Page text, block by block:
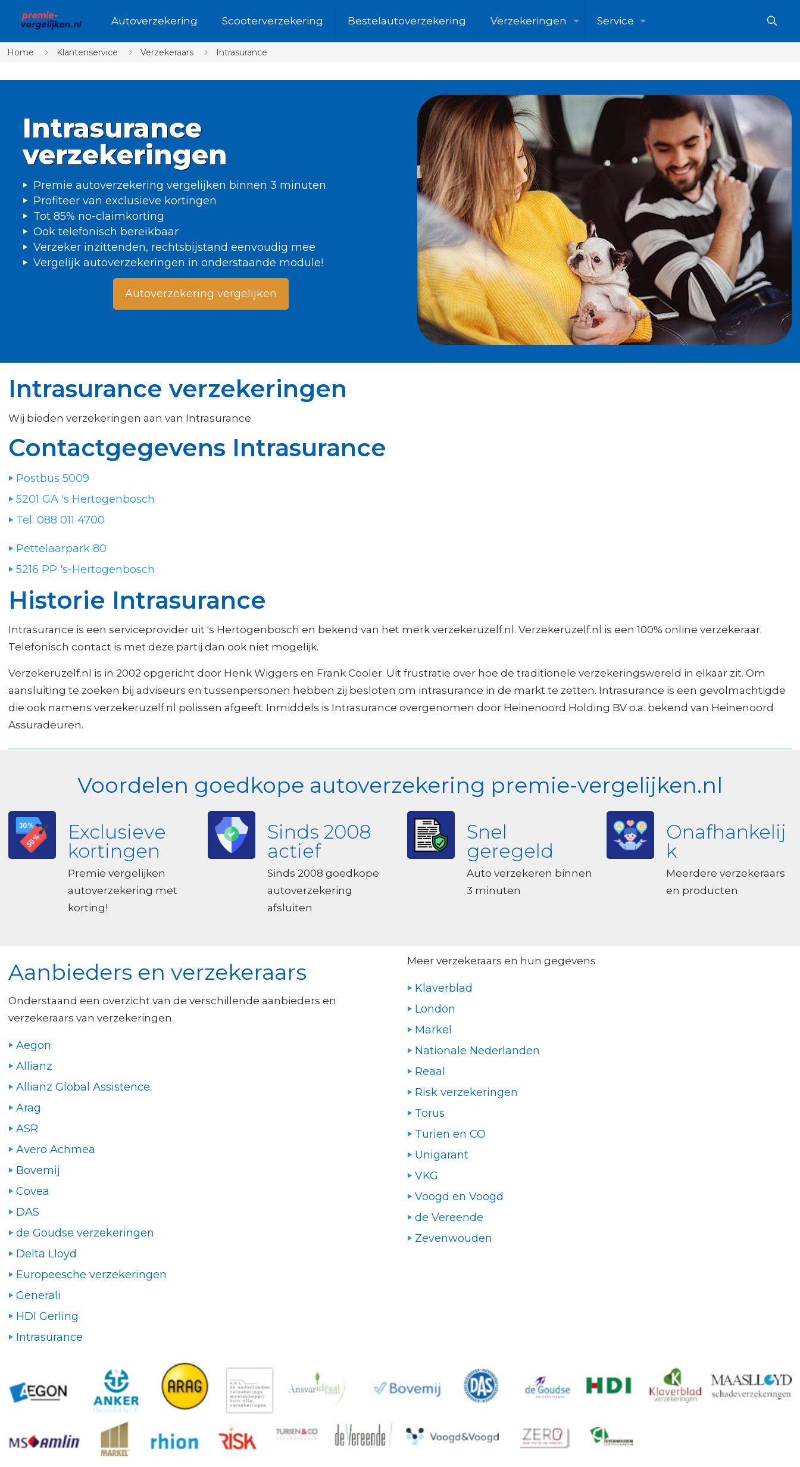
Autoverzekering Scooterverzekering Bestelautoverzekering Verzekeringen Service
Home Klantenservice Verzekeraars Intrasurance
Intrasurance
verzekeringen
Premie autoverzekering vergelijken binnen 3 minuten
Profiteer van exclusieve kortingen
Tot 85% no-claimkorting
Ook telefonisch bereikbaar
Verzeker inzittenden, rechtsbijstand eenvoudig mee
Vergelijk autoverzekeringen in onderstaande module!
Autoverzekering vergelijken
Intrasurance verzekeringen
Wij bieden verzekeringen aan van Intrasurance
Contactgegevens Intrasurance
Postbus 5009
5201 GA 's Hertogenbosch
Tel: 088 011 4700
Pettelaarpark 80
5216 PP 's-Hertogenbosch
Historie Intrasurance
Intrasurance is een serviceprovider uit 's Hertogenbosch en bekend van het merk verzekeruzelf.nl. Verzekeruzelf.nl is een 100% online verzekeraar.
Telefonisch contact is met deze partij dan ook niet mogelijk.
Verzekeruzelf.nl is in 2002 opgericht door Henk Wiggers en Frank Cooler. Uit frustratie over hoe de traditionele verzekeringswereld in elkaar zit. Om
aansluiting te zoeken bij adviseurs en tussenpersonen hebben zij besloten om intrasurance in de markt te zetten. Intrasurance is een gevolmachtigde
die ook namens verzekeruzelf.nl polissen afgeeft. Inmiddels is Intrasurance overgenomen door Heinenoord Holding BV o.a. bekend van Heinenoord
Assuradeuren.
Voordelen goedkope autoverzekering premie-vergelijken.nl
Exclusieve
kortingen
Premie vergelijken
autoverzekering met
korting!
Sinds 2008
actief
Sinds 2008 goedkope
autoverzekering
afsluiten
Snel
geregeld
Auto verzekeren binnen
3 minuten
Onafhankelij
k
Meerdere verzekeraars
en producten
Aanbieders en verzekeraars
Onderstaand een overzicht van de verschillende aanbieders en
verzekeraars van verzekeringen.
Aegon
Allianz
Allianz Global Assistence
Arag
ASR
Avero Achmea
Bovemij
Covea
DAS
de Goudse verzekeringen
Delta Lloyd
Europeesche verzekeringen
Generali
HDI Gerling
Intrasurance
Meer verzekeraars en hun gegevens
Klaverblad
London
Markel
Nationale Nederlanden
Reaal
Risk verzekeringen
Torus
Turien en CO
Unigarant
VKG
Voogd en Voogd
de Vereende
Zevenwouden